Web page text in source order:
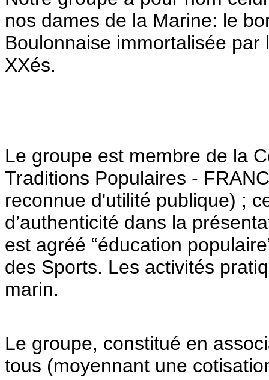
nos dames de la Marine: le
Boulonnaise immortalisée
XXés.
Le groupe est membre de la
Traditions Populaires -
reconnue d'utilité publique) ;
d’authenticité dans la
est agréé “éducation
des Sports. Les activités
marin.
Le groupe, constitué en
tous (moyennant une